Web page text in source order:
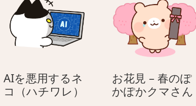
め
パ
ン
ダ
AIを悪用するネ
コ（ハチワレ）
お花見 – 春のぽ
かぽかクマさん